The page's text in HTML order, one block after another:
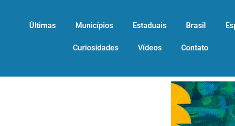
Últimas Municípios Estaduais Brasil
Curiosidades Vídeos Contato